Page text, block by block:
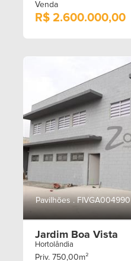
Venda
R$ 2.600.000,00
Pavilhões . FIVGA004990
Jardim Boa Vista
Hortolândia
Priv. 750,00m²